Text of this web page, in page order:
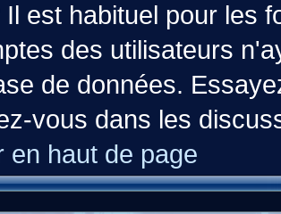
Il est habituel pour les
des utilisateurs
de données.
vous dans les
en haut de page